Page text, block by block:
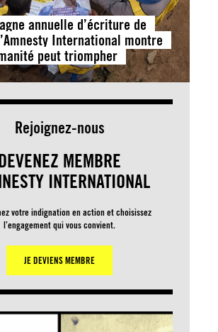
annuelle d’écriture de
International montre
peut triompher
Rejoignez-nous
MEMBRE
INTERNATIONAL
votre indignation en action et choisissez
l’engagement qui vous convient.
JE DEVIENS MEMBRE